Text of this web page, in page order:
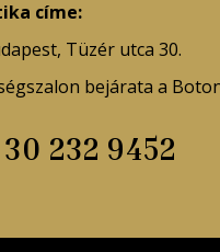
címe:
Tüzér utca 30.
bejárata a
232 9452